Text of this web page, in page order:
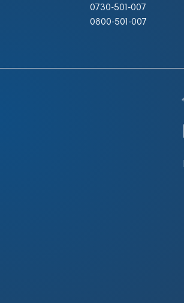
0730-501-007
0800-501-007